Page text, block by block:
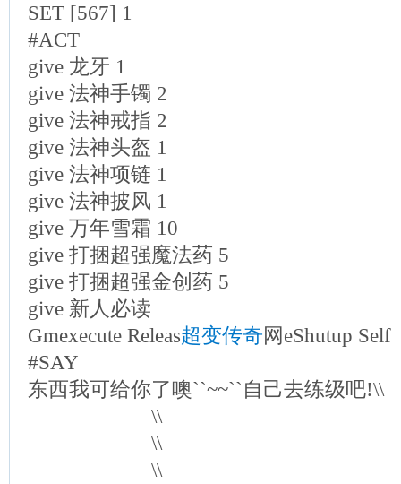
SET [567] 1
#ACT
give 龙牙 1
give 法神手镯 2
give 法神戒指 2
give 法神头盔 1
give 法神项链 1
give 法神披风 1
give 万年雪霜 10
give 打捆超强魔法药 5
give 打捆超强金创药 5
give 新人必读
Gmexecute Releas超变传奇网eShutup Self
#SAY
东西我可给你了噢``~~``自己去练级吧!\\
\\
\\
\\